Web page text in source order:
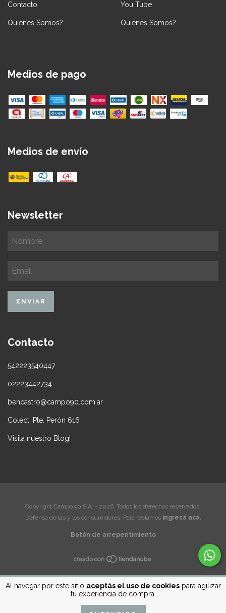
Al navegar por este sitio aceptás el uso de cookiespara agilizar
tu experiencia de compra.
Contacto You Tube
Quiénes Somos? Quiénes Somos?
Medios de pago
Medios de envío
Newsletter
Contacto
542223540447
02223442734
bencastro@campo90.com.ar
Colect. Pte. Perón 616
Visita nuestro Blog!
Copyright Campo 90 S.A. - 2026. Todos los derechos reservados.
Defensa de las y los consumidores. Para reclamos ingresá acá.
Botón de arrepentimiento